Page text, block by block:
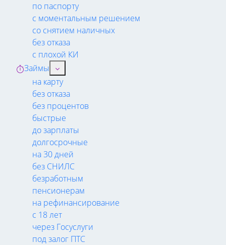
по паспорту
с моментальным решением
со снятием наличных
без отказа
с плохой КИ
Займы
на карту
без отказа
без процентов
быстрые
до зарплаты
долгосрочные
на 30 дней
без СНИЛС
безработным
пенсионерам
на рефинансирование
с 18 лет
через Госуслуги
под залог ПТС